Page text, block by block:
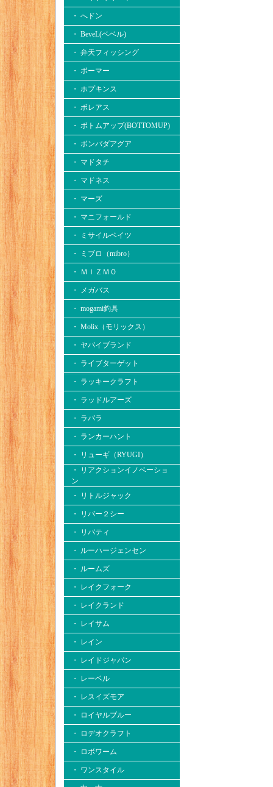
・ へドン
・ BeveL(ベベル)
・ 弁天フィッシング
・ ボーマー
・ ホプキンス
・ ボレアス
・ ボトムアップ(BOTTOMUP)
・ ボンバダアグア
・ マドタチ
・ マドネス
・ マーズ
・ マニフォールド
・ ミサイルベイツ
・ ミブロ（mibro）
・ ＭＩＺＭＯ
・ メガバス
・ mogami釣具
・ Molix（モリックス）
・ ヤバイブランド
・ ライブターゲット
・ ラッキークラフト
・ ラッドルアーズ
・ ラパラ
・ ランカーハント
・ リューギ（RYUGI）
・ リアクションイノベーショ
ン
・ リトルジャック
・ リバー２シー
・ リバティ
・ ルーハージェンセン
・ ルームズ
・ レイクフォーク
・ レイクランド
・ レイサム
・ レイン
・ レイドジャパン
・ レーベル
・ レスイズモア
・ ロイヤルブルー
・ ロデオクラフト
・ ロボワーム
・ ワンスタイル